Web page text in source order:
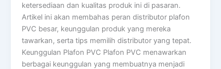
ketersediaan dan kualitas produk ini di pasaran.
Artikel ini akan membahas peran distributor plafon
PVC besar, keunggulan produk yang mereka
tawarkan, serta tips memilih distributor yang tepat.
Keunggulan Plafon PVC Plafon PVC menawarkan
berbagai keunggulan yang membuatnya menjadi